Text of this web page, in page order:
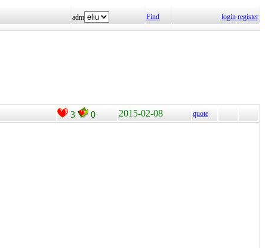
adm Find login register
3 0 2015-02-08 quote